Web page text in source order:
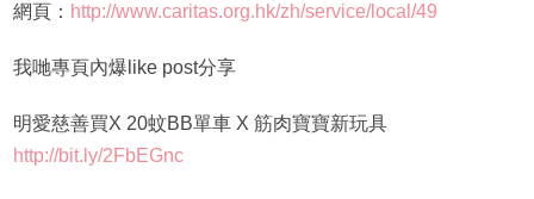
網頁： http://www.caritas.org.hk/zh/service/local/49
我哋專頁內爆like post分享
明愛慈善買X 20蚊BB單車 X 筋肉寶寶新玩具
http://bit.ly/2FbEGnc